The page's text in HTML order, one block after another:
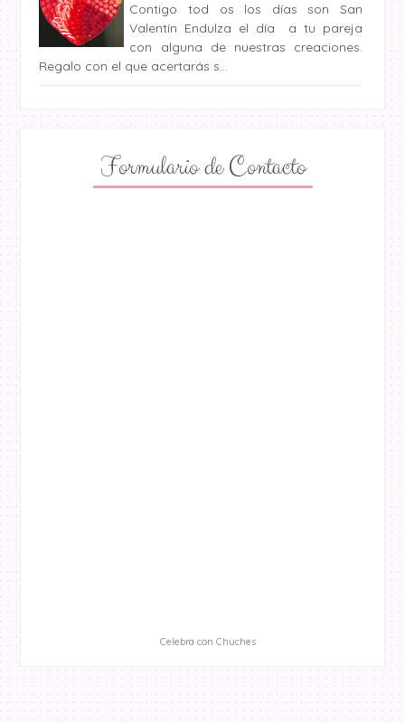
Contigo tod os los días son San
Valentín Endulza el día a tu pareja
con alguna de nuestras creaciones.
Regalo con el que acertarás s...
Formulario de Contacto
Celebra con Chuches